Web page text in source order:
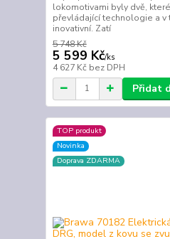
lokomotivami byly dvě,
převládající technologie a v
inovativní. Zatí
5 748 Kč
5 599 Kč/ks
4 627 Kč bez DPH
Přidat
TOP produkt
Novinka
Doprava ZDARMA